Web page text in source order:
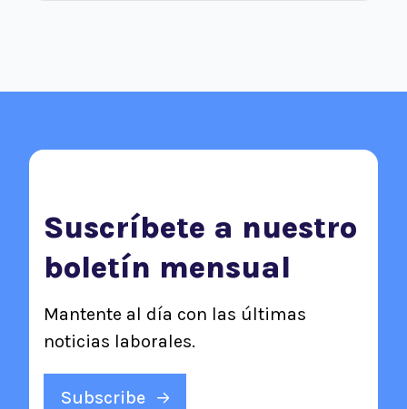
Suscríbete a nuestro
boletín mensual
Mantente al día con las últimas
noticias laborales.
Subscribe